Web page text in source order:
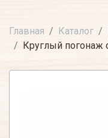
Главная Каталог
Круглый погонаж